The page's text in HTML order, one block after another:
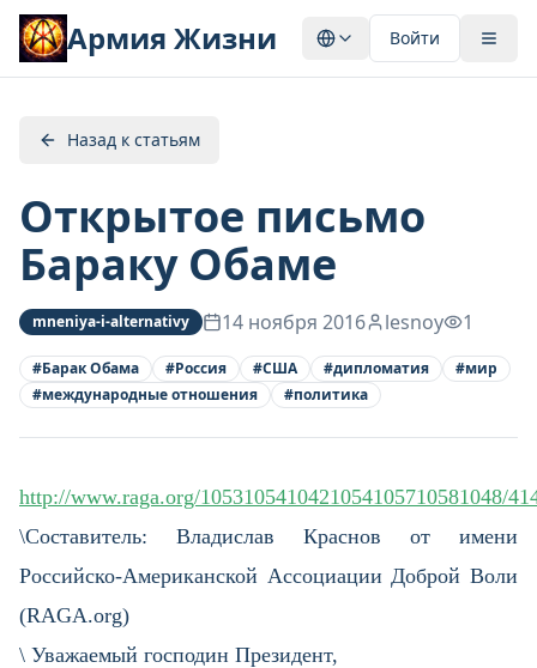
Армия Жизни Войти
Назад к статьям
Открытое письмо
Бараку Обаме
mneniya-i-alternativy 14 ноября 2016 lesnoy 1
#Барак Обама #Россия #США #дипломатия #мир
#международные отношения #политика
http://www.raga.org/1053105410421054105710581048/
\Составитель: Владислав Краснов от имени
Российско-Американской Ассоциации Доброй Воли
(RAGA.org)
\ Уважаемый господин Президент,